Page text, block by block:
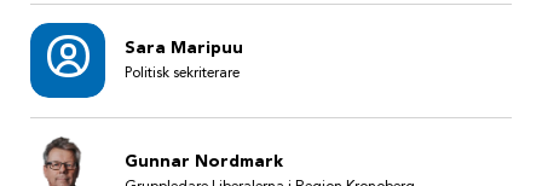
Sara Maripuu
Politisk sekriterare
Gunnar Nordmark